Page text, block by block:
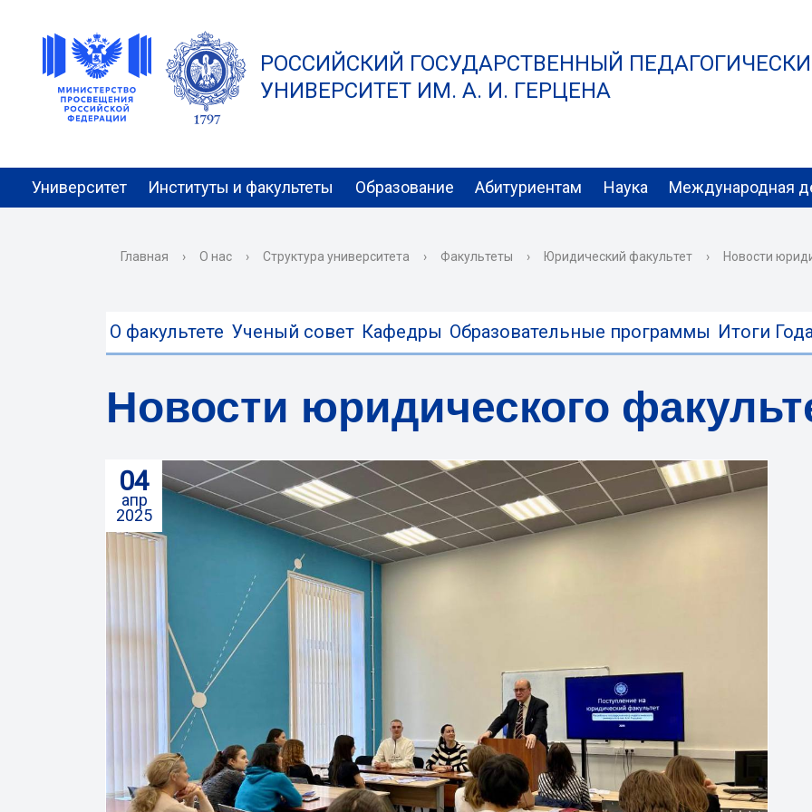
РОССИЙСКИЙ ГОСУДАРСТВЕННЫЙ
УНИВЕРСИТЕТ ИМ. А. И. ГЕРЦЕНА
Университет Институты и факультеты Образование Абитуриентам Наука Международная
Главная › О нас › Структура университета › Факультеты › Юридический факультет › Новости
О факультете Ученый совет Кафедры Образовательные программы Итоги
Новости юридического
04
апр
2025